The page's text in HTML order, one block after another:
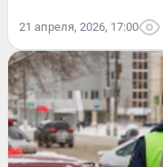
21 апреля, 2026, 17:00